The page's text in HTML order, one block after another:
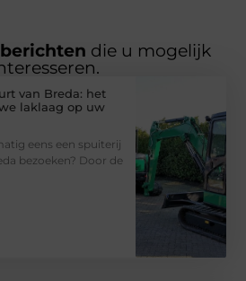
die u mogelijk
van Breda: het
laklaag op uw
eens een spuiterij
bezoeken? Door de